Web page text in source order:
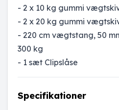
- 2 x 10 kg gummi
- 2 x 20 kg gummi
- 220 cm vægtstang, 50
300 kg
- 1 sæt Clipslåse
Specifikationer